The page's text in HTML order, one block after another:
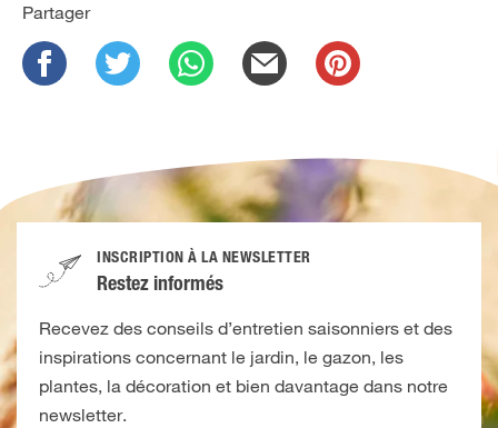
Partager
INSCRIPTION À LA NEWSLETTER
Restez informés
Recevez des conseils d’entretien saisonniers et des
inspirations concernant le jardin, le gazon, les
plantes, la décoration et bien davantage dans notre
newsletter.